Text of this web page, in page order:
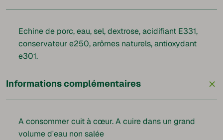
Echine de porc, eau, sel, dextrose, acidifiant E331,
conservateur e250, arômes naturels, antioxydant
e301.
Informations complémentaires +
A consommer cuit à cœur. A cuire dans un grand
volume d'eau non salée